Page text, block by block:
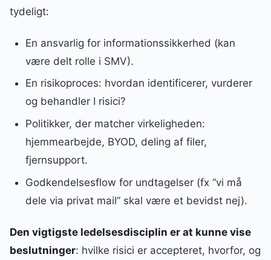
tydeligt:
En ansvarlig for informationssikkerhed (kan
være delt rolle i SMV).
En risikoproces: hvordan identificerer, vurderer
og behandler I risici?
Politikker, der matcher virkeligheden:
hjemmearbejde, BYOD, deling af filer,
fjernsupport.
Godkendelsesflow for undtagelser (fx “vi må
dele via privat mail” skal være et bevidst nej).
Den vigtigste ledelsesdisciplin er at kunne vise
beslutninger: hvilke risici er accepteret, hvorfor, og